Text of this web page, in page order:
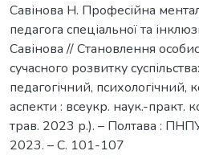
Савінова Н. Професійна
педагога спеціальної та
Савінова // Становлення
сучасного розвитку
педагогічний,
аспекти : всеукр. наук.-практ.
трав. 2023 р.). – Полтава :
2023. – С. 101-107